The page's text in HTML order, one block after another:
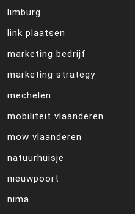
limburg
link plaatsen
marketing bedrijf
marketing strategy
mechelen
mobiliteit vlaanderen
mow vlaanderen
natuurhuisje
nieuwpoort
nima